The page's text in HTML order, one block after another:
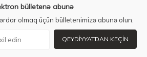
bülletenə abunə
olmaq üçün bülletenimizə abunə olun.
QEYDIYYATDAN KEÇIN